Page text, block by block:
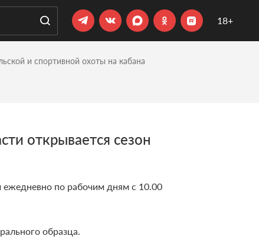
18+
и спортивной охоты на кабана
открывается сезон
ежедневно по рабочим дням с 10.00
образца.